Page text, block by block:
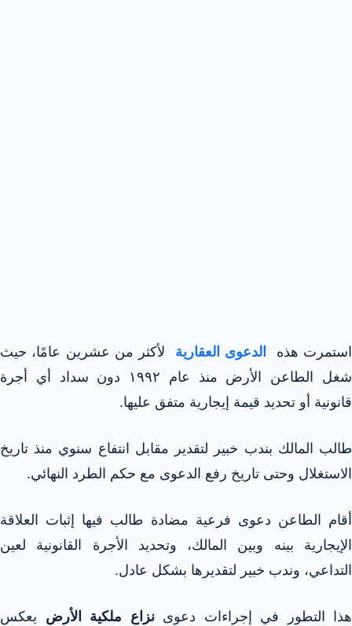
استمرت هذه الدعوى العقارية لأكثر من عشرين عامًا، حيث
شغل الطاعن الأرض منذ عام ١٩٩٢ دون سداد أي أجرة
قانونية أو تحديد قيمة إيجارية متفق عليها.
طالب المالك بندب خبير لتقدير مقابل انتفاع سنوي منذ تاريخ
الاستغلال وحتى تاريخ رفع الدعوى مع حكم الطرد النهائي.
أقام الطاعن دعوى فرعية مضادة طالب فيها إثبات العلاقة
الإيجارية بينه وبين المالك، وتحديد الأجرة القانونية لعين
التداعي، وندب خبير لتقديرها بشكل عادل.
هذا التطور في إجراءات دعوىنزاع ملكية الأرض يعكس